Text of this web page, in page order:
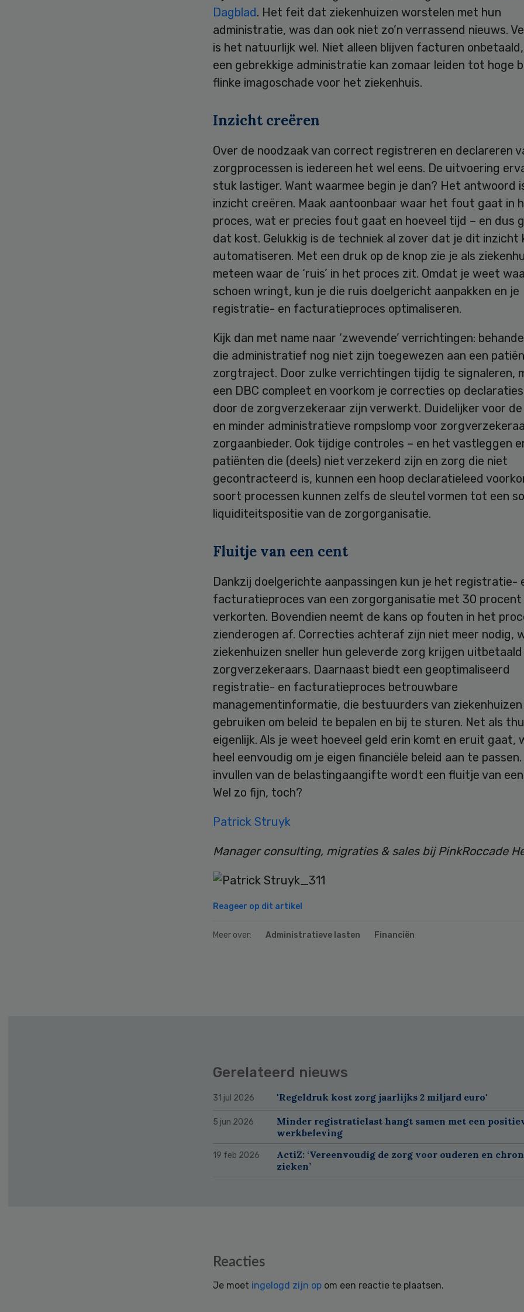
Dagblad. Het feit dat ziekenhuizen worstelen met hun
administratie, was dan ook niet zo’n verrassend nieuws.
is het natuurlijk wel. Niet alleen blijven facturen
een gebrekkige administratie kan zomaar leiden tot hoge
flinke imagoschade voor het ziekenhuis.
Inzicht creëren
Over de noodzaak van correct registreren en declareren
zorgprocessen is iedereen het wel eens. De uitvoering
stuk lastiger. Want waarmee begin je dan? Het antwoord
inzicht creëren. Maak aantoonbaar waar het fout gaat in
proces, wat er precies fout gaat en hoeveel tijd – en dus
dat kost. Gelukkig is de techniek al zover dat je dit inzicht
automatiseren. Met een druk op de knop zie je als
meteen waar de ‘ruis’ in het proces zit. Omdat je weet
schoen wringt, kun je die ruis doelgericht aanpakken en je
registratie- en facturatieproces optimaliseren.
Kijk dan met name naar ‘zwevende’ verrichtingen:
die administratief nog niet zijn toegewezen aan een
zorgtraject. Door zulke verrichtingen tijdig te signaleren,
een DBC compleet en voorkom je correcties op
door de zorgverzekeraar zijn verwerkt. Duidelijker voor
en minder administratieve rompslomp voor
zorgaanbieder. Ook tijdige controles – en het vastleggen
patiënten die (deels) niet verzekerd zijn en zorg die niet
gecontracteerd is, kunnen een hoop declaratieleed
soort processen kunnen zelfs de sleutel vormen tot een
liquiditeitspositie van de zorgorganisatie.
Fluitje van een cent
Dankzij doelgerichte aanpassingen kun je het registratie-
facturatieproces van een zorgorganisatie met 30 procent
verkorten. Bovendien neemt de kans op fouten in het
zienderogen af. Correcties achteraf zijn niet meer nodig,
ziekenhuizen sneller hun geleverde zorg krijgen
zorgverzekeraars. Daarnaast biedt een geoptimaliseerd
registratie- en facturatieproces betrouwbare
managementinformatie, die bestuurders van ziekenhuizen
gebruiken om beleid te bepalen en bij te sturen. Net als
eigenlijk. Als je weet hoeveel geld erin komt en eruit gaat,
heel eenvoudig om je eigen financiële beleid aan te
invullen van de belastingaangifte wordt een fluitje van
Wel zo fijn, toch?
Patrick Struyk
Manager consulting, migraties & sales bij PinkRoccade
Reageer op dit artikel
Meer over: Administratieve lasten Financiën
Gerelateerd nieuws
31 jul 2026 'Regeldruk kost zorg jaarlijks 2 miljard euro'
5 jun 2026
Minder registratielast hangt samen met een
werkbeleving
19 feb 2026
ActiZ: ‘Vereenvoudig de zorg voor ouderen en
zieken’
Reacties
Je moet ingelogd zijn op om een reactie te plaatsen.